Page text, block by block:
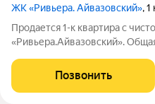
ЖК «Ривьера. Айвазовский»,
Продается 1-к квартира с
«Ривьера.Айвазовский». Общая
квартал в районе Центр-Юг
ориентирован на жителей,
Позвонить